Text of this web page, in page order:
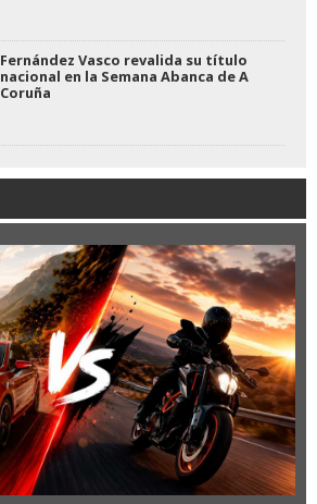
Fernández Vasco revalida su título
nacional en la Semana Abanca de A
Coruña